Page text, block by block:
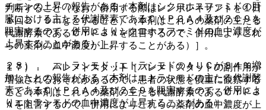
チニンの上昇の報告がある（本剤はシクロホスファミドの肝
臓における主たる代謝酵素であるＣＹＰ３Ａ４及び２Ｃ９を
阻害するので、併用によりシクロホスファミドの血中濃度が
上昇することがある）］。
２８）． エトラシモド［エトラシモドのＡＵＣが８４％増
加したとの報告がある（本剤はエトラシモドの主たる代謝酵
素であるＣＹＰ３Ａ４及び２Ｃ９を阻害するので、併用によ
りエトラシモドの血中濃度が上昇することがある）］。
判断すること（なお、併用する際はレンボレキサントを１日
１回２．５ｍｇとすること）（本剤はこれらの薬剤の主たる
代謝酵素であるＣＹＰ３Ａを阻害するので、併用によりこれ
らの薬剤の血中濃度が上昇することがある）］。
１７）． バレメトスタット［バレメトスタットの副作用が
増強されるおそれがあるので、患者の状態を慎重に観察する
こと（本剤はこれらの薬剤の主たる代謝酵素であるＣＹＰ３
Ａを阻害するので、併用によりこれらの薬剤の血中濃度が上